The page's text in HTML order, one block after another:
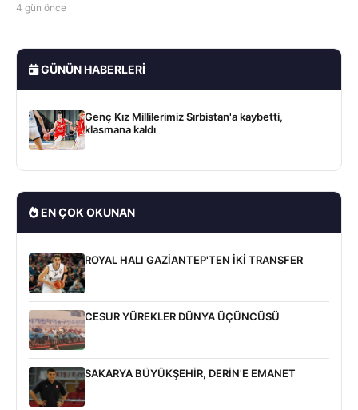
4 gün önce
GÜNÜN HABERLERI
Genç Kız Millilerimiz Sırbistan'a kaybetti,
klasmana kaldı
EN ÇOK OKUNAN
ROYAL HALI GAZİANTEP'TEN İKİ TRANSFER
CESUR YÜREKLER DÜNYA ÜÇÜNCÜSÜ
SAKARYA BÜYÜKŞEHİR, DERİN'E EMANET